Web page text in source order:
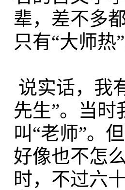
辈，差不多
只有“大师
说实话，我
先生”。当时
叫“老师”。
好像也不怎
时，不过六